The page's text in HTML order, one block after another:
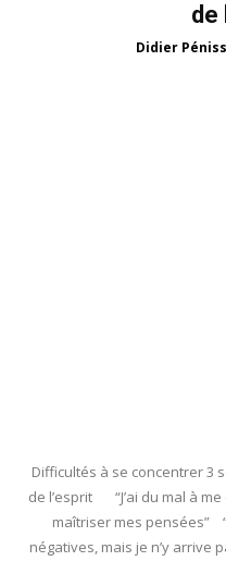
de
Didier
Difficultés à se concentrer 3
de l’esprit “J’ai du mal à
maîtriser mes pensées”
négatives, mais je n’y arrive